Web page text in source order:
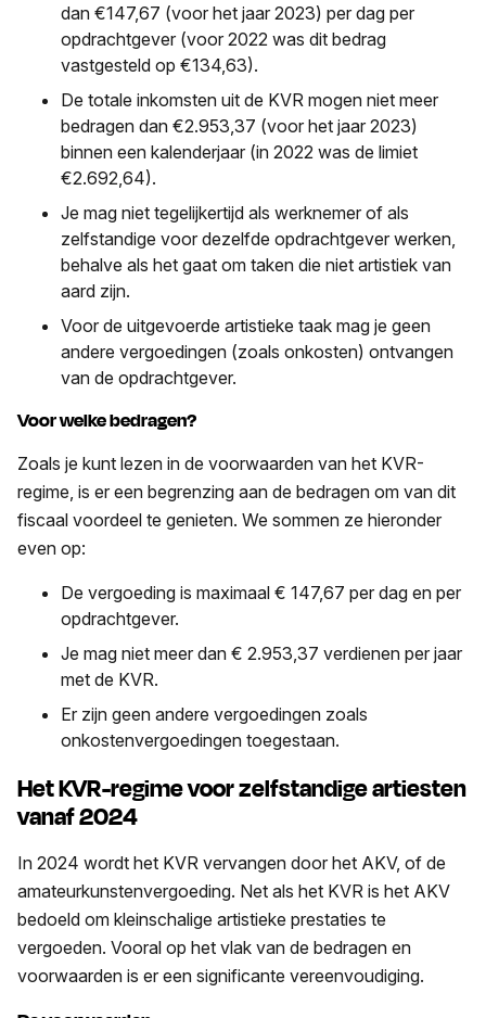
dan €147,67 (voor het jaar 2023) per dag per
opdrachtgever (voor 2022 was dit bedrag
vastgesteld op €134,63).
De totale inkomsten uit de KVR mogen niet meer
bedragen dan €2.953,37 (voor het jaar 2023)
binnen een kalenderjaar (in 2022 was de limiet
€2.692,64).
Je mag niet tegelijkertijd als werknemer of als
zelfstandige voor dezelfde opdrachtgever werken,
behalve als het gaat om taken die niet artistiek van
aard zijn.
Voor de uitgevoerde artistieke taak mag je geen
andere vergoedingen (zoals onkosten) ontvangen
van de opdrachtgever.
Voor welke bedragen?
Zoals je kunt lezen in de voorwaarden van het KVR-
regime, is er een begrenzing aan de bedragen om van dit
fiscaal voordeel te genieten. We sommen ze hieronder
even op:
De vergoeding is maximaal € 147,67 per dag en per
opdrachtgever.
Je mag niet meer dan € 2.953,37 verdienen per jaar
met de KVR.
Er zijn geen andere vergoedingen zoals
onkostenvergoedingen toegestaan.
Het KVR-regime voor zelfstandige artiesten
vanaf 2024
In 2024 wordt het KVR vervangen door het AKV, of de
amateurkunstenvergoeding. Net als het KVR is het AKV
bedoeld om kleinschalige artistieke prestaties te
vergoeden. Vooral op het vlak van de bedragen en
voorwaarden is er een significante vereenvoudiging.